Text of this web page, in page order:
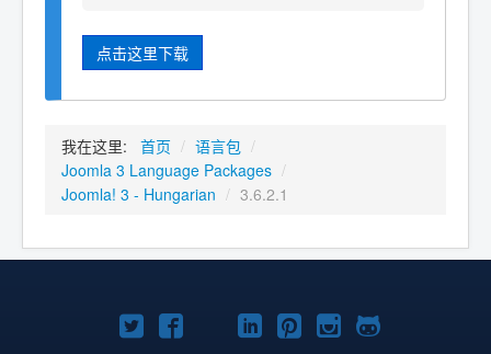
点击这里下载
我在这里: 首页 / 语言包 /
Joomla 3 Language Packages /
Joomla! 3 - Hungarian / 3.6.2.1
TwitterFacebookYouTube
LinkedIn
Pinterest
Instagram
GitHub